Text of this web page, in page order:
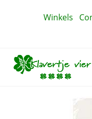
Winkels